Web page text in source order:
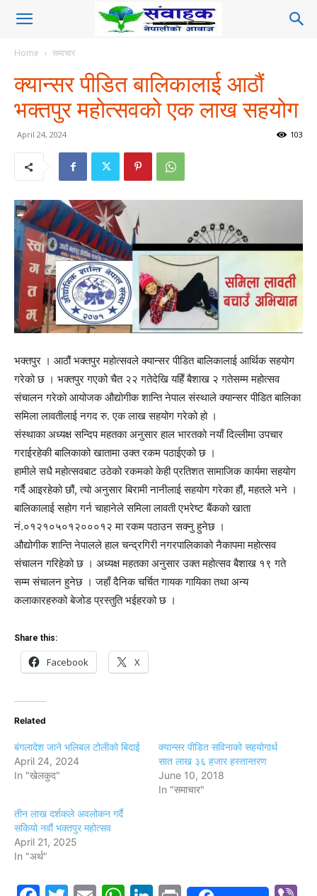
Home समाचार
क्यान्सर पीडित बालिकालाई आठौं
भक्तपुर महोत्सवको एक लाख सहयोग
April 24, 2024 103
भक्तपुर । आठौं भक्तपुर महोत्सवले क्यान्सर पीडित बालिकालाई आर्थिक सहयोग
गरेको छ । भक्तपुर गएको चैत २२ गतेदेखि यहिँ बैशाख २ गतेसम्म महोत्सव
संचालन गरेको आयोजक औद्योगीक शान्ति नेपाल संस्थाले क्यान्सर पीडित बालिका
समिला लावतीलाई नगद रु. एक लाख सहयोग गरेको हो ।
संस्थाका अध्यक्ष सन्दिप महतका अनुसार हाल भारतको नयाँ दिल्लीमा उपचार
गराईरहेकी बालिकाको खातामा उक्त रकम पठाईएको छ ।
हामीले सधै महोत्सवबाट उठेको रकमको केही प्रतिशत सामाजिक कार्यमा सहयोग
गर्दै आइरहेको छौं, त्यो अनुसार बिरामी नानीलाई सहयोग गरेका हौं, महतले भने ।
बालिकालाई सहोग गर्न चाहानेले समिला लावती एभरेष्ट बैंकको खाता
नं.०१२१०५०१२०००१२ मा रकम पठाउन सक्नु हुनेछ ।
औद्योगीक शान्ति नेपालले हाल चन्द्रगिरी नगरपालिकाको नैकापमा महोत्सव
संचालन गरिहेको छ । अध्यक्ष महतका अनुसार उक्त महोत्सव बैशाख १९ गते
सम्म संचालन हुनेछ । जहाँ दैनिक चर्चित गायक गायिका तथा अन्य
कलाकारहरुको बेजोड प्रस्तुति भईहरको छ ।
Share this:
Facebook X
Related
बंगलादेश जाने भलिबल टोलीको बिदाई
April 24, 2024
In "खेलकुद"
क्यान्सर पीडित सविनाको सहयोगार्थ
सात लाख ३६ हजार हस्तान्तरण
June 10, 2018
In "समाचार"
तीन लाख दर्शकले अवलोकन गर्दै
सकियो नवौं भक्तपुर महोत्सव
April 21, 2025
In "अर्थ"